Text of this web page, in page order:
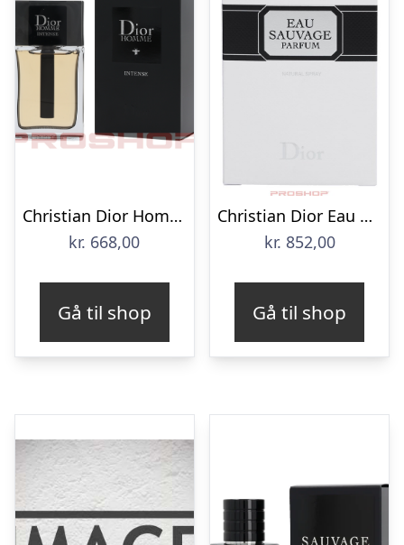
Christian Dior Homme Intense Eau de Parfum 50 ml
kr. 668,00
Gå til shop
Christian Dior Eau Sauvage – Spray – 100 ml
kr. 852,00
Gå til shop